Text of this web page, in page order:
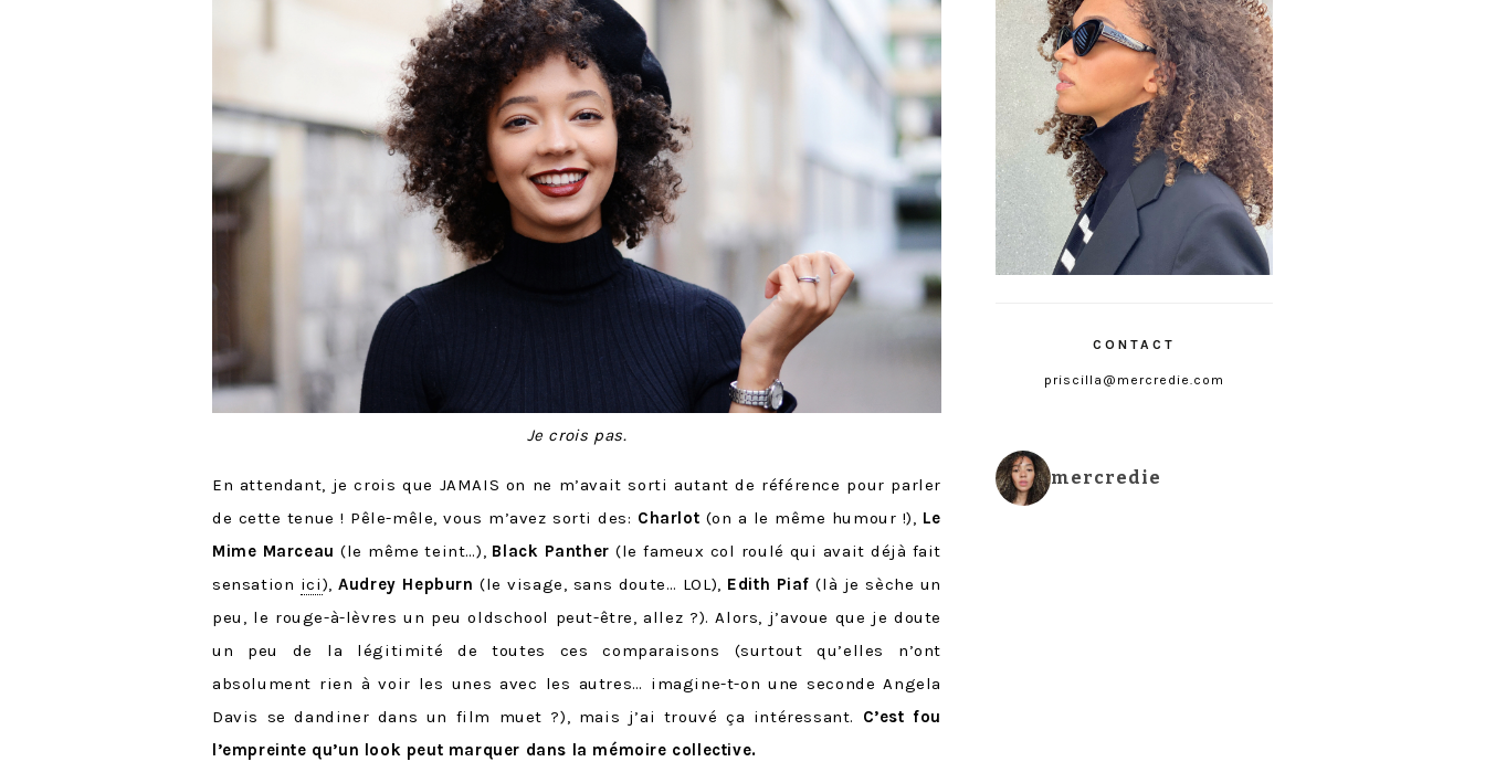
Je crois pas.
En attendant, je crois que JAMAIS on ne m’avait sorti autant de référence pour parler
de cette tenue ! Pêle-mêle, vous m’avez sorti des: Charlot (on a le même humour !), Le
Mime Marceau (le même teint…), Black Panther (le fameux col roulé qui avait déjà fait
sensation ici),Audrey Hepburn (le visage, sans doute… LOL), Edith Piaf (là je sèche un
peu, le rouge-à-lèvres un peu oldschool peut-être, allez ?). Alors, j’avoue que je doute
un peu de la légitimité de toutes ces comparaisons (surtout qu’elles n’ont
absolument rien à voir les unes avec les autres… imagine-t-on une seconde Angela
Davis se dandiner dans un film muet ?), mais j’ai trouvé ça intéressant. C’est fou
l’empreinte qu’un look peut marquer dans la mémoire collective.
CONTACT
priscilla@mercredie.com
mercredie